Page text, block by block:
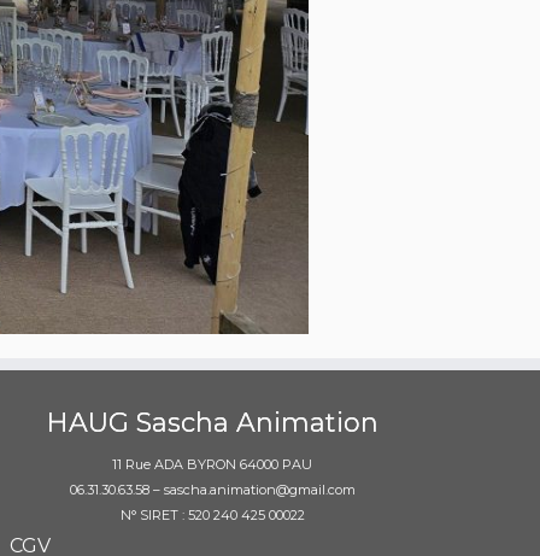
HAUG Sascha Animation
11 Rue ADA BYRON 64000 PAU
06.31.30.63.58 – sascha.animation@gmail.com
N° SIRET : 520 240 425 00022
CGV